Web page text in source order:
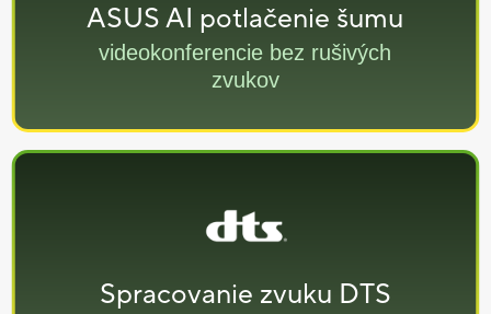
ASUS AI potlačenie šumu
videokonferencie bez rušivých
zvukov
Spracovanie zvuku DTS